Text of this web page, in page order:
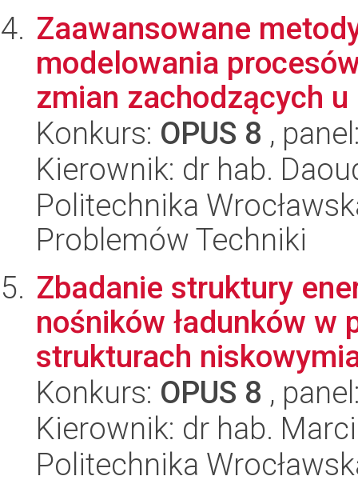
Zaawansowane
modelowania
zmian zachodzących
Konkurs: OPUS 8 ,
Kierownik: dr hab.
Politechnika
Problemów Techniki
Zbadanie struktury
nośników ładunków w
strukturach
Konkurs: OPUS 8 ,
Kierownik: dr hab.
Politechnika